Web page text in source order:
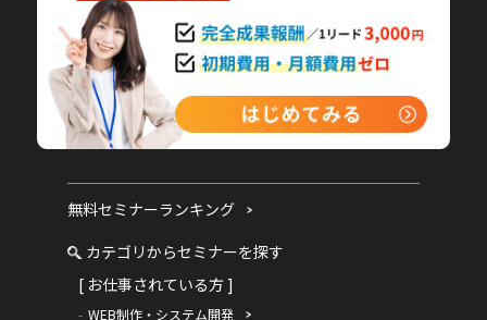
無料セミナーランキング
カテゴリからセミナーを探す
[ お仕事されている方 ]
WEB制作・システム開発